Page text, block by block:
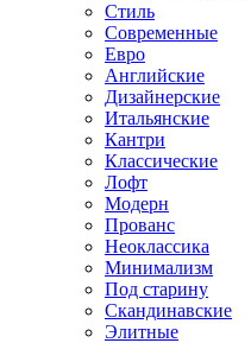
Стиль
Современные
Евро
Английские
Дизайнерские
Итальянские
Кантри
Классические
Лофт
Модерн
Прованс
Неоклассика
Минимализм
Под старину
Скандинавские
Элитные